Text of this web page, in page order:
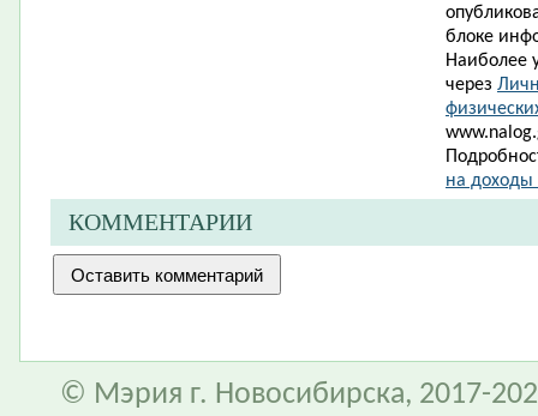
блоке
Наиболее
через
на
КОММЕНТАРИИ
© Мэрия г. Новосибирска, 2017-